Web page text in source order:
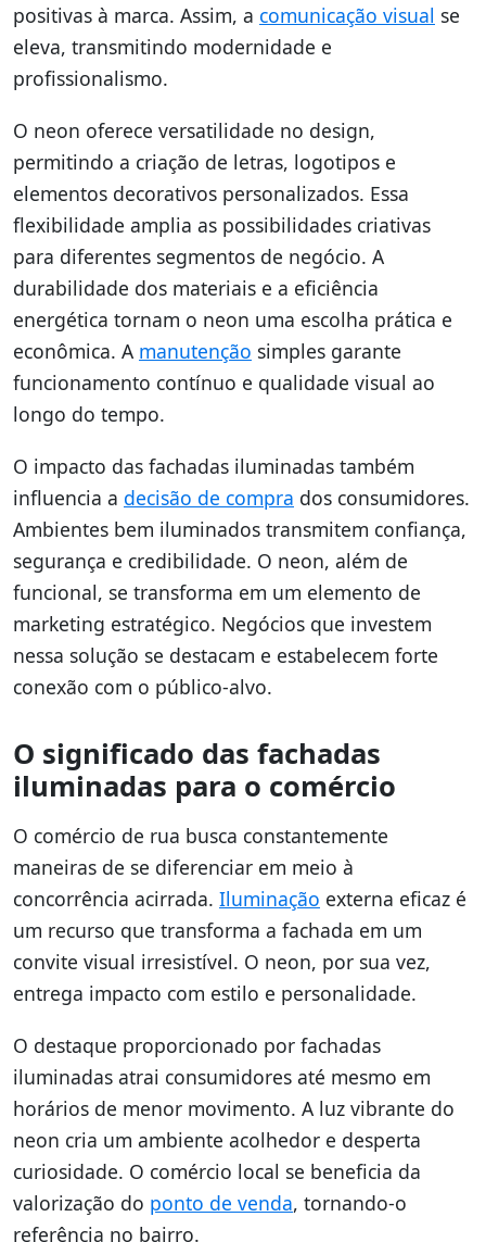
positivas à marca. Assim, a comunicação visual se
eleva, transmitindo modernidade e
profissionalismo.
O neon oferece versatilidade no design,
permitindo a criação de letras, logotipos e
elementos decorativos personalizados. Essa
flexibilidade amplia as possibilidades criativas
para diferentes segmentos de negócio. A
durabilidade dos materiais e a eficiência
energética tornam o neon uma escolha prática e
econômica. A manutenção simples garante
funcionamento contínuo e qualidade visual ao
longo do tempo.
O impacto das fachadas iluminadas também
influencia a decisão de compra dos consumidores.
Ambientes bem iluminados transmitem confiança,
segurança e credibilidade. O neon, além de
funcional, se transforma em um elemento de
marketing estratégico. Negócios que investem
nessa solução se destacam e estabelecem forte
conexão com o público-alvo.
O significado das fachadas
iluminadas para o comércio
O comércio de rua busca constantemente
maneiras de se diferenciar em meio à
concorrência acirrada. Iluminação externa eficaz é
um recurso que transforma a fachada em um
convite visual irresistível. O neon, por sua vez,
entrega impacto com estilo e personalidade.
O destaque proporcionado por fachadas
iluminadas atrai consumidores até mesmo em
horários de menor movimento. A luz vibrante do
neon cria um ambiente acolhedor e desperta
curiosidade. O comércio local se beneficia da
valorização do ponto de venda, tornando-o
referência no bairro.